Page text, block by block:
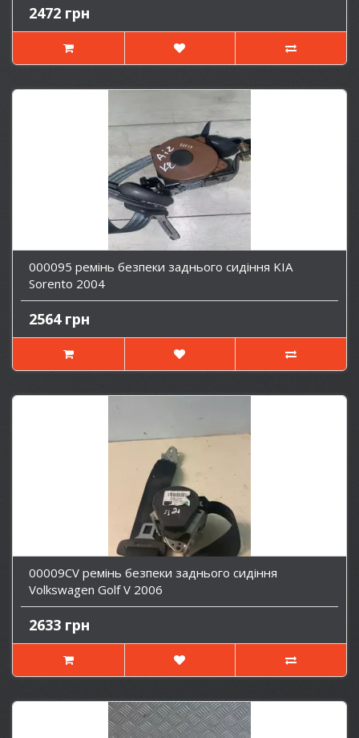
2472 грн
000095 ремінь безпеки заднього сидіння KIA
Sorento 2004
2564 грн
00009CV ремінь безпеки заднього сидіння
Volkswagen Golf V 2006
2633 грн